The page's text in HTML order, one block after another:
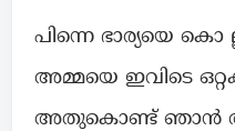
പിന്നെ ഭാര്യയെ കൊ
അമ്മയെ ഇവിടെ
അതുകൊണ്ട് ഞാൻ